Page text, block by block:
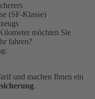
(SF-Klasse)
möchten Sie
fahren?
und machen Ihnen ein
.